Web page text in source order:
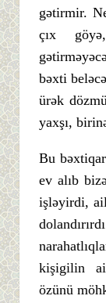
gətirmir.
çıx
bəxti
ürək
yaxşı,
Bu
ev alıb
işləyirdi,
kişigilin
özünü